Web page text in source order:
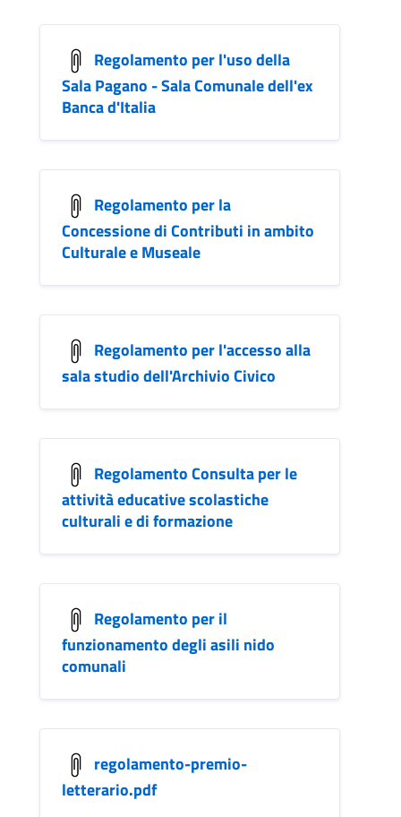
Regolamento per l'uso della
Sala Pagano - Sala Comunale dell'ex
Banca d'Italia
Regolamento per la
Concessione di Contributi in ambito
Culturale e Museale
Regolamento per l'accesso alla
sala studio dell'Archivio Civico
Regolamento Consulta per le
attività educative scolastiche
culturali e di formazione
Regolamento per il
funzionamento degli asili nido
comunali
regolamento-premio-
letterario.pdf